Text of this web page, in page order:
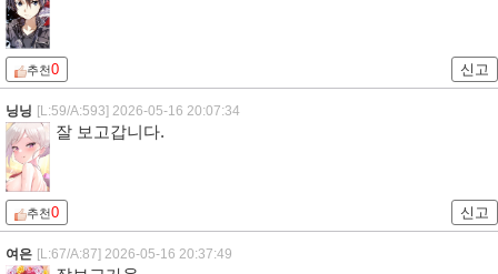
추천0 신고
닝닝 [L:59/A:593] 2026-05-16 20:07:34
잘 보고갑니다.
추천0 신고
여은 [L:67/A:87] 2026-05-16 20:37:49